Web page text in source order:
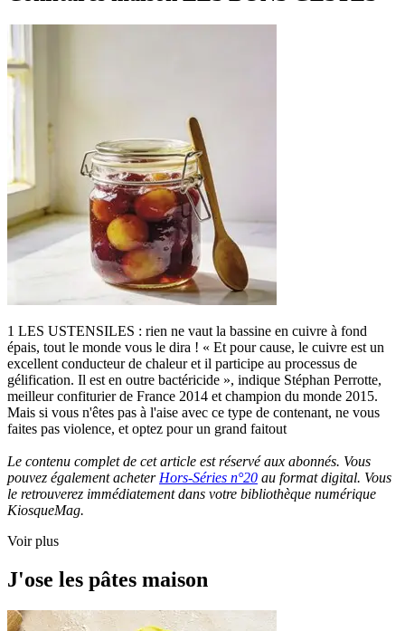
1 LES USTENSILES : rien ne vaut la bassine en cuivre à fond
épais, tout le monde vous le dira ! « Et pour cause, le cuivre est un
excellent conducteur de chaleur et il participe au processus de
gélification. Il est en outre bactéricide », indique Stéphan Perrotte,
meilleur confiturier de France 2014 et champion du monde 2015.
Mais si vous n'êtes pas à l'aise avec ce type de contenant, ne vous
faites pas violence, et optez pour un grand faitout
Le contenu complet de cet article est réservé aux abonnés. Vous
pouvez également acheter Hors-Séries n°20 au format digital. Vous
le retrouverez immédiatement dans votre bibliothèque numérique
KiosqueMag.
Voir plus
J'ose les pâtes maison